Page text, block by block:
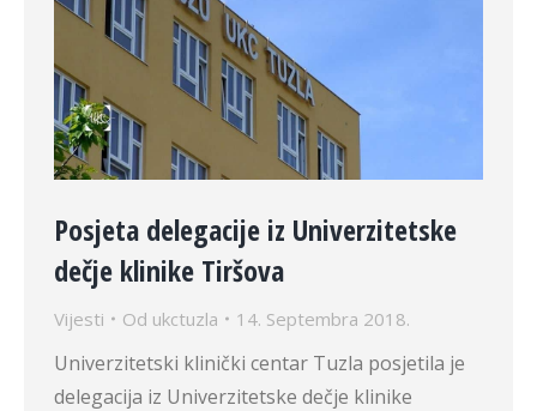
Posjeta delegacije iz Univerzitetske
dečje klinike Tiršova
Vijesti Od ukctuzla 14. Septembra 2018.
Univerzitetski klinički centar Tuzla posjetila je
delegacija iz Univerzitetske dečje klinike